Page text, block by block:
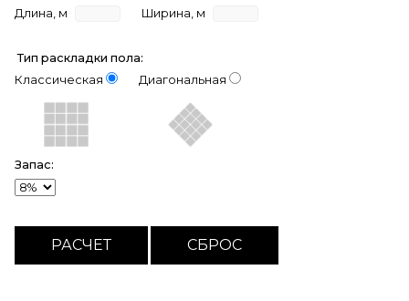
Длина, м
Ширина, м
Тип раскладки пола:
Классическая
Диагональная
Запас: